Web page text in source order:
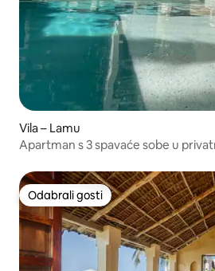
Vila – Lamu
Apartman s 3 spavaće sobe u
Odabrali gosti
Odabrali gosti